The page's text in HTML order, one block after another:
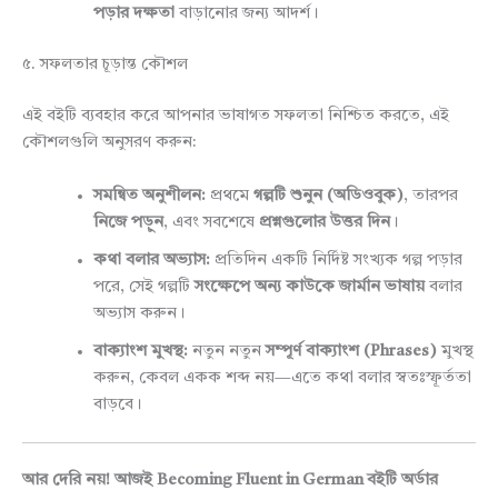
পড়ার দক্ষতাবাড়ানোর জন্য আদর্শ।
৫. সফলতার চূড়ান্ত কৌশল
এই বইটি ব্যবহার করে আপনার ভাষাগত সফলতা নিশ্চিত করতে, এই
কৌশলগুলি অনুসরণ করুন:
সমন্বিত অনুশীলন: প্রথমে গল্পটি শুনুন (অডিওবুক), তারপর
নিজে পড়ুন, এবং সবশেষে প্রশ্নগুলোর উত্তর দিন।
কথা বলার অভ্যাস: প্রতিদিন একটি নির্দিষ্ট সংখ্যক গল্প পড়ার
পরে, সেই গল্পটিসংক্ষেপে অন্য কাউকে জার্মান ভাষায়বলার
অভ্যাস করুন।
বাক্যাংশ মুখস্থ: নতুন নতুনসম্পূর্ণ বাক্যাংশ (Phrases)মুখস্থ
করুন, কেবল একক শব্দ নয়—এতে কথা বলার স্বতঃস্ফূর্ততা
বাড়বে।
আর দেরি নয়! আজই Becoming Fluent in German বইটি অর্ডার